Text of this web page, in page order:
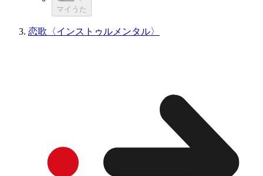
マイうた
恋歌〈インストゥルメンタル〉